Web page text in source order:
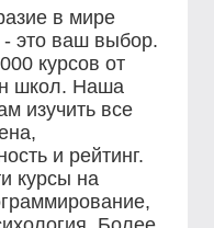
в мире
это ваш выбор.
курсов от
школ. Наша
изучить все
и рейтинг.
курсы на